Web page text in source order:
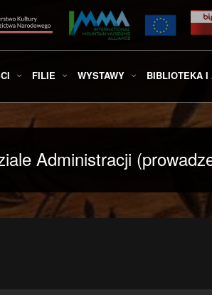
FILIE WYSTAWY BIBLIOTEKA I
Administracji